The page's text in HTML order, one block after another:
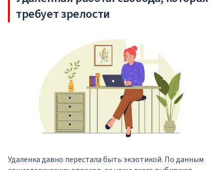
требует зрелости
Удаленка давно перестала быть экзотикой. По данным